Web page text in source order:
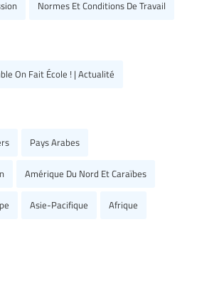
Normes Et Conditions De Travail
On Fait École ! | Actualité
Pays Arabes
Amérique Du Nord Et Caraïbes
Asie-Pacifique Afrique